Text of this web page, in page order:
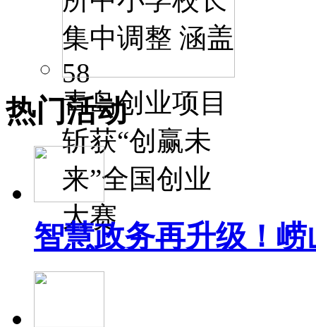
集中调整 涵盖
58
青岛创业项目
斩获“创赢未
来”全国创业
大赛
热门活动
智慧政务再升级！